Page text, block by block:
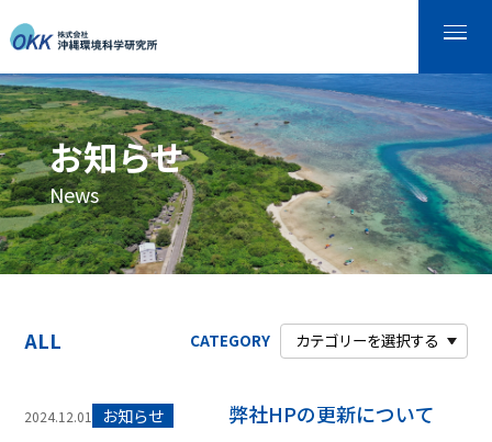
お知らせ
News
ALL CATEGORY
2024.12.01 お知らせ 弊社HPの更新について